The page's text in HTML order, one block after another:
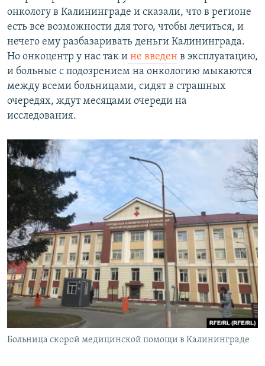
онкологу в Калининграде и сказали, что в регионе
есть все возможности для того, чтобы лечиться, и
нечего ему разбазаривать деньги Калининграда.
Но онкоцентр у нас так и не введен в эксплуатацию,
и больные с подозрением на онкологию мыкаются
между всеми больницами, сидят в страшных
очередях, ждут месяцами очереди на
исследования.
Больница скорой медицинской помощи в Калининграде